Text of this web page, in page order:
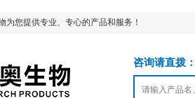
为您提供专业、专心的产品和服务！
咨询请直拨